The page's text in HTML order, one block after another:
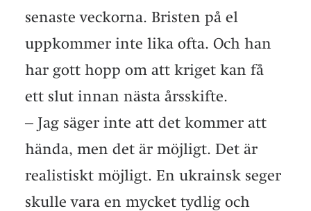
senaste veckorna. Bristen på el
uppkommer inte lika ofta. Och han
har gott hopp om att kriget kan få
ett slut innan nästa årsskifte.
– Jag säger inte att det kommer att
hända, men det är möjligt. Det är
realistiskt möjligt. En ukrainsk seger
skulle vara en mycket tydlig och